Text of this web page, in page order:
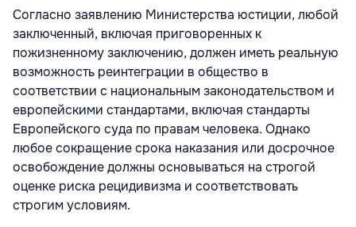
Согласно заявлению Министерства юстиции, любой
заключенный, включая приговоренных к
пожизненному заключению, должен иметь реальную
возможность реинтеграции в общество в
соответствии с национальным законодательством и
европейскими стандартами, включая стандарты
Европейского суда по правам человека. Однако
любое сокращение срока наказания или досрочное
освобождение должны основываться на строгой
оценке риска рецидивизма и соответствовать
строгим условиям.